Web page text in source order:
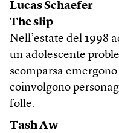
Lucas Schaefer
The slip
Nell’estate del 1998
un adolescente
scomparsa
coinvolgono
folle.
Tash Aw